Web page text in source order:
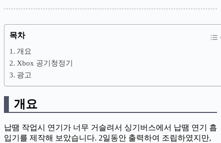
목차
개요
Xbox 공기청정기
광고
개요
납땜 작업시 연기가 너무 거슬려서 싱기버스에서 납땜 연기 흡
입기를 제작해 보았습니다. 2일동안 출력하여 조립하였지만,